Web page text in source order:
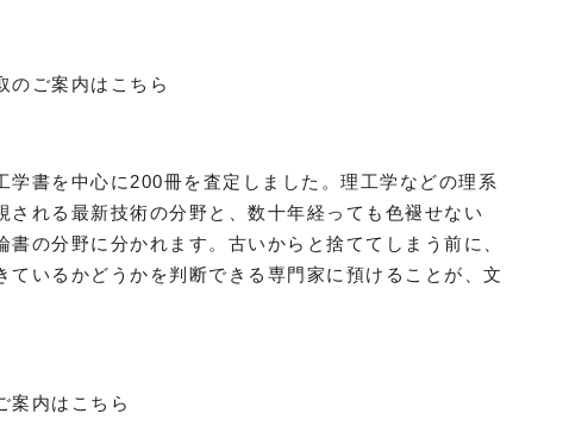
のご案内はこちら
学書を中心に200冊を査定しました。理工学などの理系
される最新技術の分野と、数十年経っても色褪せない
書の分野に分かれます。古いからと捨ててしまう前に、
ているかどうかを判断できる専門家に預けることが、文
案内はこちら